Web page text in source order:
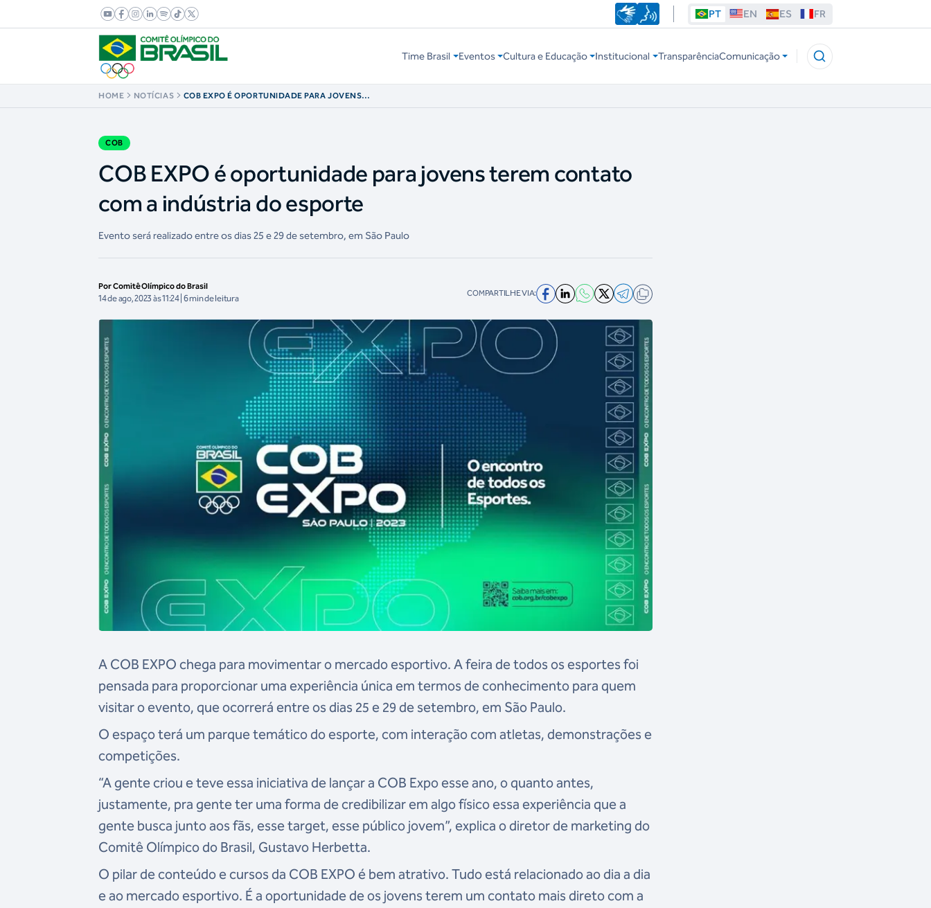
PT EN ES FR
Time Brasil Eventos Cultura e Educação Institucional TransparênciaComunicação
HOME NOTÍCIAS
COB EXPO É OPORTUNIDADE PARA JOVENS
COB
COB EXPO é oportunidade para jovens terem contato
com a indústria do esporte
Evento será realizado entre os dias 25 e 29 de setembro, em São Paulo
Por Comitê Olímpico do Brasil
14 de ago, 2023 às 11:24 | 6 min de leitura COMPARTILHE VIA:
A COB EXPO chega para movimentar o mercado esportivo. A feira de todos os esportes foi
pensada para proporcionar uma experiência única em termos de conhecimento para quem
visitar o evento, que ocorrerá entre os dias 25 e 29 de setembro, em São Paulo.
O espaço terá um parque temático do esporte, com interação com atletas, demonstrações e
competições.
“A gente criou e teve essa iniciativa de lançar a COB Expo esse ano, o quanto antes,
justamente, pra gente ter uma forma de credibilizar em algo físico essa experiência que a
gente busca junto aos fãs, esse target, esse público jovem”, explica o diretor de marketing do
Comitê Olímpico do Brasil, Gustavo Herbetta.
O pilar de conteúdo e cursos da COB EXPO é bem atrativo. Tudo está relacionado ao dia a dia
e ao mercado esportivo. É a oportunidade de os jovens terem um contato mais direto com a